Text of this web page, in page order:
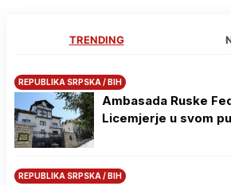
TRENDING
REPUBLIKA SRPSKA / BIH
Ambasada Ruske
Licemjerje u svom
REPUBLIKA SRPSKA / BIH